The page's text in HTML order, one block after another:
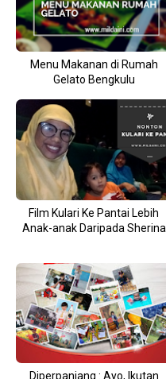
Menu Makanan di Rumah
Gelato Bengkulu
Film Kulari Ke Pantai Lebih
Anak-anak Daripada Sherina
Diperpanjang : Ayo, Ikutan